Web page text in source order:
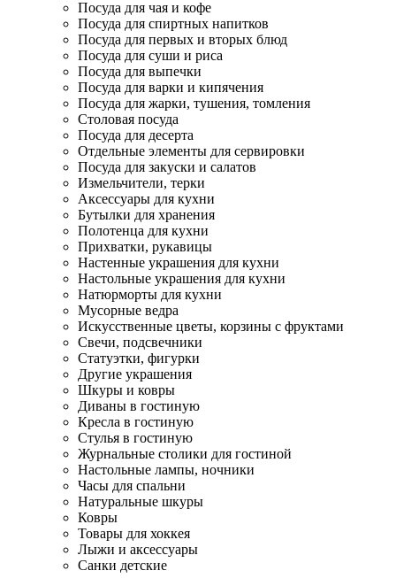
Посуда для чая и кофе
Посуда для спиртных напитков
Посуда для первых и вторых блюд
Посуда для суши и риса
Посуда для выпечки
Посуда для варки и кипячения
Посуда для жарки, тушения, томления
Столовая посуда
Посуда для десерта
Отдельные элементы для сервировки
Посуда для закуски и салатов
Измельчители, терки
Аксессуары для кухни
Бутылки для хранения
Полотенца для кухни
Прихватки, рукавицы
Настенные украшения для кухни
Настольные украшения для кухни
Натюрморты для кухни
Мусорные ведра
Искусственные цветы, корзины с фруктами
Свечи, подсвечники
Статуэтки, фигурки
Другие украшения
Шкуры и ковры
Диваны в гостиную
Кресла в гостиную
Стулья в гостиную
Журнальные столики для гостиной
Настольные лампы, ночники
Часы для спальни
Натуральные шкуры
Ковры
Товары для хоккея
Лыжи и аксессуары
Санки детские